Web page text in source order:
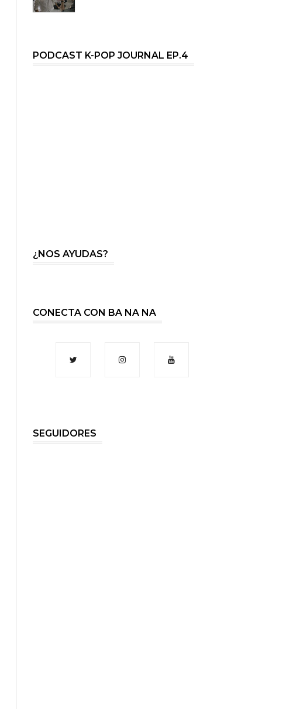
PODCAST K-POP JOURNAL EP.4
¿NOS AYUDAS?
CONECTA CON BA NA NA
SEGUIDORES